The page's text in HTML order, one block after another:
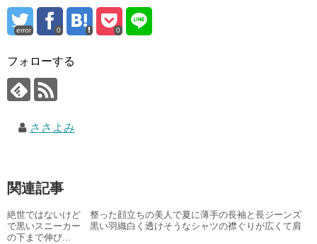
error 0 0
フォローする
ささよみ
関連記事
絶世ではないけど 整った顔立ちの美人で夏に薄手の長袖と長ジーンズ
で黒いスニーカー 黒い羽織白く透けそうなシャツの襟ぐりが広くて肩
の下まで伸び...